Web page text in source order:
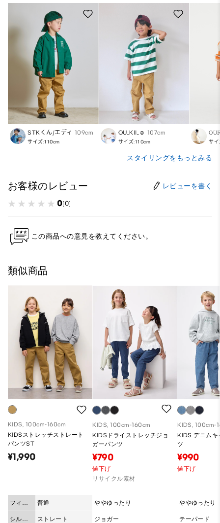
STKくん/エディ 109cm
サイズ:110cm
OU_KII_☺︎ 107cm
サイズ:110cm サ
スタイリングをもっとみる
お客様のレビュー レビューを書く
0(0)
この商品への意見を教えてください。
類似商品
KIDS, 100cm-160cm
KIDSストレッチストレート
パンツST
¥1,990
フィッ
ト
普通
シルエ
ストレート
KIDS, 100cm-160cm
KIDSドライストレッチジョ
ガーパンツ
¥790
値下げ
リサイクル素材
ややゆったり
ジョガー
KIDS, 100cm-
KIDS デニムキ
ツ
¥990
値下げ
ややゆったり
テーパード